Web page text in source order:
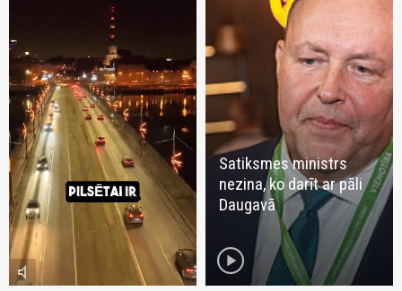
volume_mute
Satiksmes ministrs
nezina, ko darīt ar pāli
Daugavā
play_circle